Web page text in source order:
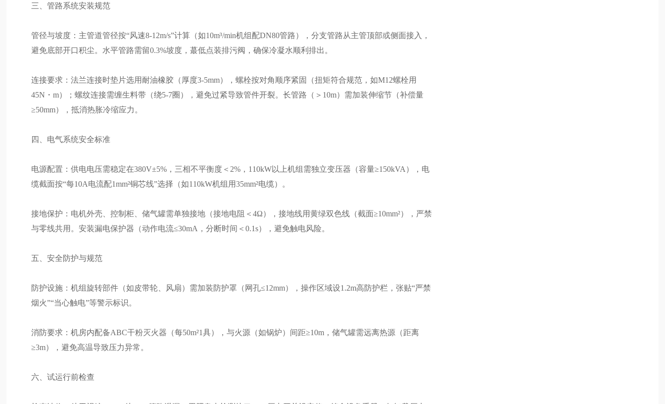
三、管路系统安装规范
管径与坡度：主管道管径按“风速8-12m/s”计算（如10m³/min机组配DN80管路），分支管路从主管顶部或侧面接入，
避免底部开口积尘。水平管路需留0.3%坡度，蕞低点装排污阀，确保冷凝水顺利排出。
连接要求：法兰连接时垫片选用耐油橡胶（厚度3-5mm），螺栓按对角顺序紧固（扭矩符合规范，如M12螺栓用
45N・m）；螺纹连接需缠生料带（绕5-7圈），避免过紧导致管件开裂。长管路（＞10m）需加装伸缩节（补偿量
≥50mm），抵消热胀冷缩应力。
四、电气系统安全标准
电源配置：供电电压需稳定在380V±5%，三相不平衡度＜2%，110kW以上机组需独立变压器（容量≥150kVA），电
缆截面按“每10A电流配1mm²铜芯线”选择（如110kW机组用35mm²电缆）。
接地保护：电机外壳、控制柜、储气罐需单独接地（接地电阻＜4Ω），接地线用黄绿双色线（截面≥10mm²），严禁
与零线共用。安装漏电保护器（动作电流≤30mA，分断时间＜0.1s），避免触电风险。
五、安全防护与规范
防护设施：机组旋转部件（如皮带轮、风扇）需加装防护罩（网孔≤12mm），操作区域设1.2m高防护栏，张贴“严禁
烟火”“当心触电”等警示标识。
消防要求：机房内配备ABC干粉灭火器（每50m²1具），与火源（如锅炉）间距≥10m，储气罐需远离热源（距离
≥3m），避免高温导致压力异常。
六、试运行前检查